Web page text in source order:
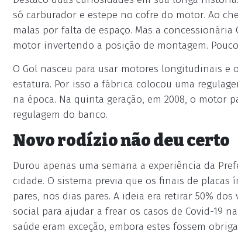
só carburador e estepe no cofre do motor. Ao
malas por falta de espaço. Mas a
motor invertendo a posição de montagem.
O Gol nasceu para usar motores longitudinais
estatura. Por isso a fábrica colocou uma
na época. Na quinta geração, em 2008, o motor
regulagem do banco.
Novo rodízio não deu certo
Durou apenas uma semana a experiência da
cidade. O sistema previa que os finais de
pares, nos dias pares. A ideia era retirar 50%
social para ajudar a frear os casos de Covid-19
saúde eram exceção, embora estes fossem